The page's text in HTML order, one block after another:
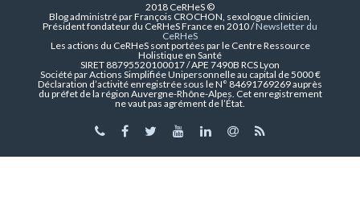
2018 CeRHeS ©
Blog administré par François CROCHON, sexologue clinicien,
Président fondateur du CeRHeS France en 2010 /Newsletter du
CeRHeS
Les actions du CeRHeS sont portées par le Centre Ressource
Holistique en Santé
SIRET 88795520100017 / APE 7490B RCS Lyon
Société par Actions Simplifiée Unipersonnelle au capital de 5000 €
Déclaration d’activité enregistrée sous le N° 84691769269 auprès
du préfet de la région Auvergne-Rhône-Alpes. Cet enregistrement
ne vaut pas agrément de l’État.